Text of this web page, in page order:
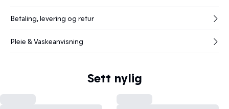
Betaling, levering og retur
Pleie & Vaskeanvisning
Sett nylig